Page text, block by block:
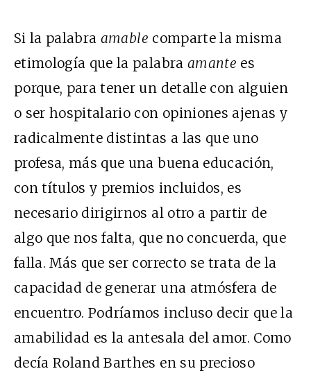
Si la palabra amable comparte la misma
etimología que la palabra amante es
porque, para tener un detalle con alguien
o ser hospitalario con opiniones ajenas y
radicalmente distintas a las que uno
profesa, más que una buena educación,
con títulos y premios incluidos, es
necesario dirigirnos al otro a partir de
algo que nos falta, que no concuerda, que
falla. Más que ser correcto se trata de la
capacidad de generar una atmósfera de
encuentro. Podríamos incluso decir que la
amabilidad es la antesala del amor. Como
decía Roland Barthes en su precioso